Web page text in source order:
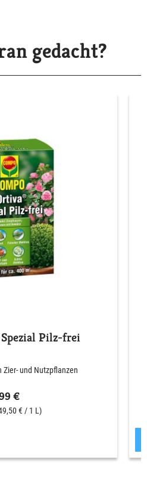
gedacht?
Pilz-frei
und Nutzpflanzen
€
€ / 1 L)